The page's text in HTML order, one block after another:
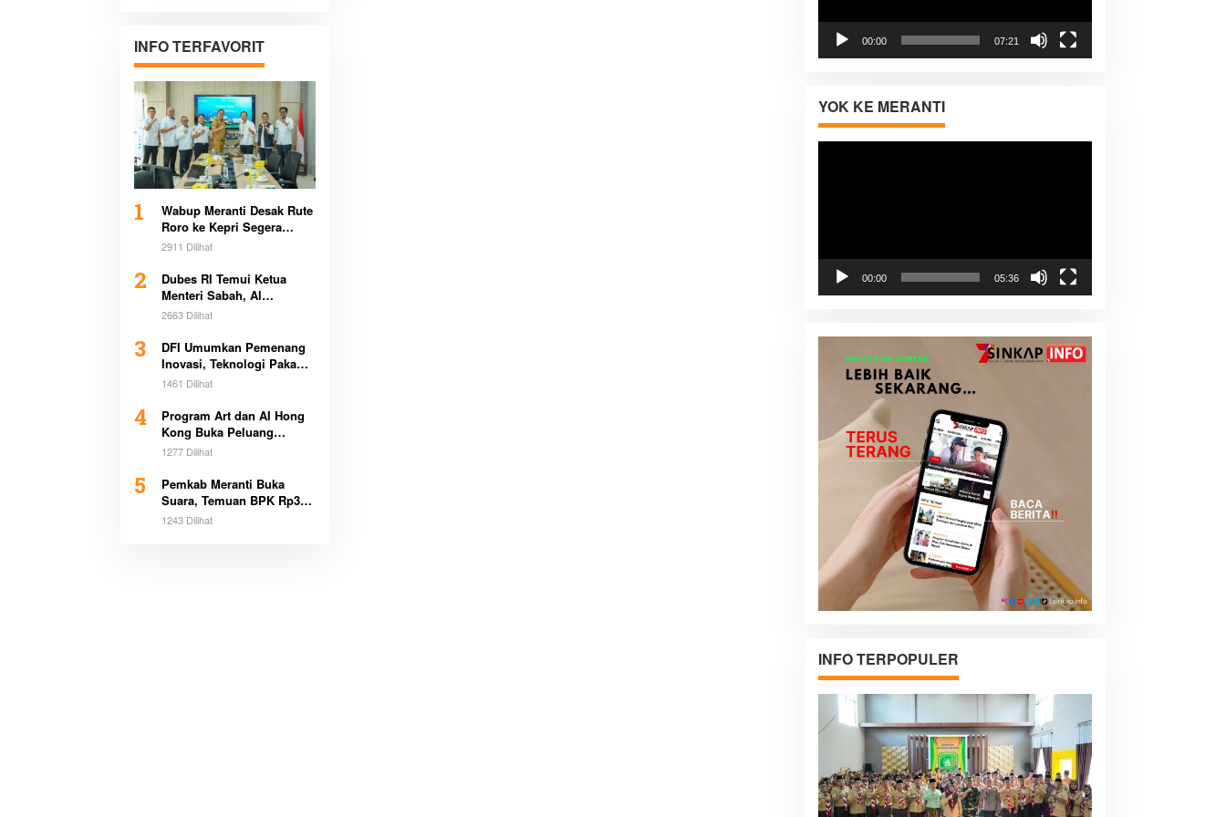
Pemerintah
Daerah
INFO TERFAVORIT
1
Wabup Meranti Desak Rute
Roro ke Kepri Segera
Beroperasi Demi Dongkrak
2911 Dilihat
2
Dubes RI Temui Ketua
Menteri Sabah, Al
Washliyah Beri Apresiasi
2663 Dilihat
3
DFI Umumkan Pemenang
Inovasi, Teknologi Pakan
Kurangi Emisi Bikin
1461 Dilihat
4
Program Art dan AI Hong
Kong Buka Peluang
Beasiswa Pemimpin Muda
1277 Dilihat
5
Pemkab Meranti Buka
Suara, Temuan BPK Rp3,1
Miliar Sudah Dicicil
1243 Dilihat
00:00 07:21
YOK KE MERANTI
00:00 05:36
INFO TERPOPULER